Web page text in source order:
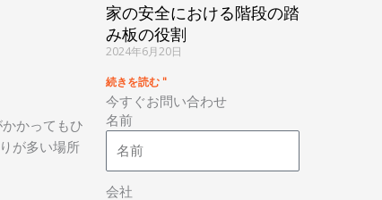
かってもひ
が多い場所
家の安全における階段の踏
み板の役割
2024年6月20日
続きを読む "
今すぐお問い合わせ
名前
会社